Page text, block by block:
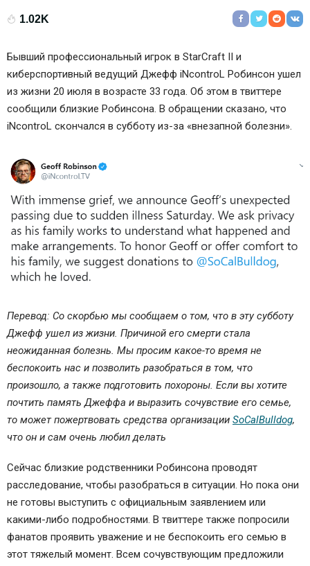
1.02K
Бывший профессиональный игрок в StarCraft II и
киберспортивный ведущий Джефф iNcontroL Робинсон ушел
из жизни 20 июля в возрасте 33 года. Об этом в твиттере
сообщили близкие Робинсона. В обращении сказано, что
iNcontroL скончался в субботу из-за «внезапной болезни».
Перевод: Со скорбью мы сообщаем о том, что в эту субботу
Джефф ушел из жизни. Причиной его смерти стала
неожиданная болезнь. Мы просим какое-то время не
беспокоить нас и позволить разобраться в том, что
произошло, а также подготовить похороны. Если вы хотите
почтить память Джеффа и выразить сочувствие его семье,
то может пожертвовать средства организации SoCalBulldog,
что он и сам очень любил делать
Сейчас близкие родственники Робинсона проводят
расследование, чтобы разобраться в ситуации. Но пока они
не готовы выступить с официальным заявлением или
какими-либо подробностями. В твиттере также попросили
фанатов проявить уважение и не беспокоить его семью в
этот тяжелый момент. Всем сочувствующим предложили